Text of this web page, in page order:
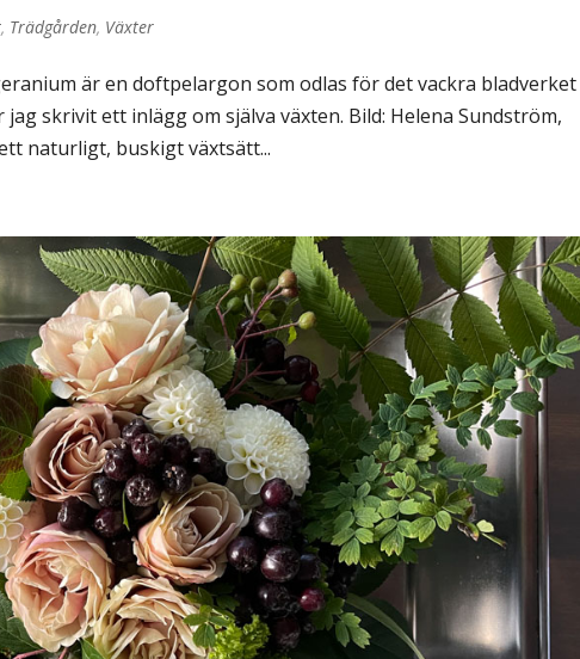
, Trädgården, Växter
är en doftpelargon som odlas för det vackra
skrivit ett inlägg om själva växten. Bild: Helena Sundström,
naturligt, buskigt växtsätt...